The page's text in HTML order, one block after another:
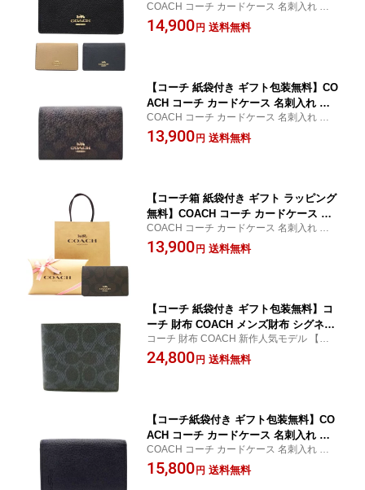
ロスグレイン レザー ビジネス 87731
【新作モデル・新品】【楽ギフ_包装】
COACH コーチ カードケース 名刺入れ パス
ケース レザー【新作モデル・新品】
14,900 円 送料無料
【コーチ 紙袋付き ギフト包装無料】CO
ACH コーチ カードケース 名刺入れ シ
グネチャー ビジネス CZ271 IMXAQ 916
81 ダークブラウン×ブラック【新作モデ
COACH コーチ カードケース 名刺入れ パス
ケース レザー【新作モデル・新品】
13,900 円 送料無料
【コーチ箱 紙袋付き ギフト ラッピング
無料】COACH コーチ カードケース 名
刺入れ シグネチャー ビジネス CZ271 I
MXAQ 91681 ダークブラウン×ブラック
COACH コーチ カードケース 名刺入れ パス
ケース レザー【新作モデル・新品】
13,900 円 送料無料
【コーチ 紙袋付き ギフト包装無料】コ
ーチ 財布 COACH メンズ財布 シグネチ
ャー 二つ折り財布 コインケース付き C
Y406 QBN2V 75006 デニムネイビー CO
コーチ 財布 COACH 新作人気モデル 【コ
−チ サイフ さいふ】
24,800 円 送料無料
【コーチ紙袋付き ギフト包装無料】CO
ACH コーチ カードケース 名刺入れ レ
ザー ビジネス 91308 QB/BK ブラック
【新作モデル・新品】【楽ギフ_包装】
COACH コーチ カードケース 名刺入れ パス
ケース レザー【新作モデル・新品】
15,800 円 送料無料